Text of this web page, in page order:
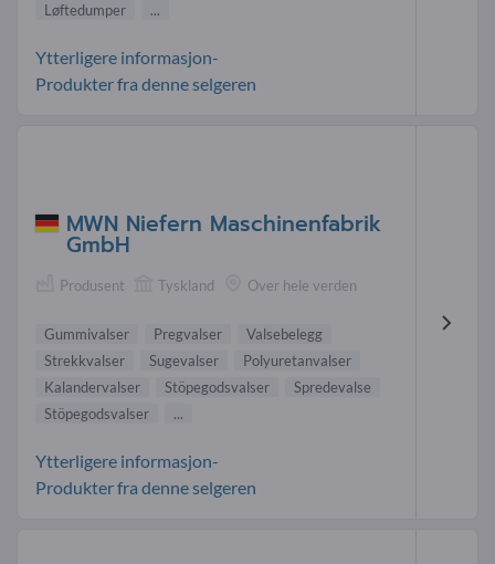
Løftedumper
...
Ytterligere informasjon-
Produkter fra denne selgeren
MWN Niefern Maschinenfabrik
GmbH
Produsent Tyskland Over hele verden
Gummivalser Pregvalser
Valsebelegg
Strekkvalser
Sugevalser
Polyuretanvalser
Kalandervalser
Stöpegodsvalser
Spredevalse
Stöpegodsvalser
...
Ytterligere informasjon-
Produkter fra denne selgeren